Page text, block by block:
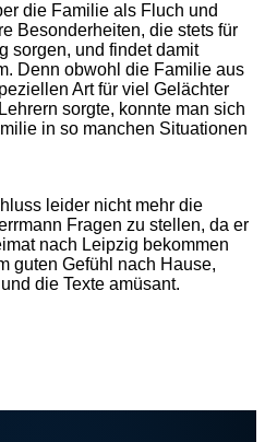
die Familie als Fluch und
Besonderheiten, die stets für
sorgen, und findet damit
Denn obwohl die Familie aus
Art für viel Gelächter
sorgte, konnte man sich
in so manchen Situationen
leider nicht mehr die
Fragen zu stellen, da er
nach Leipzig bekommen
guten Gefühl nach Hause,
die Texte amüsant.